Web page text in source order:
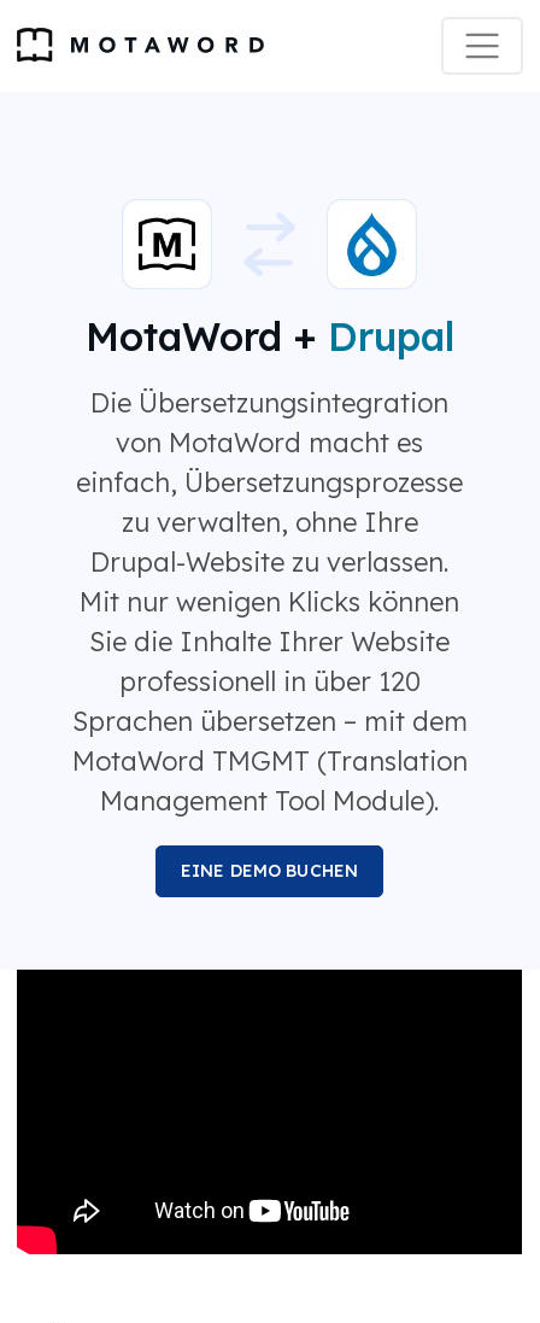
MotaWord + Drupal
Die Übersetzungsintegration
von MotaWord macht es
einfach, Übersetzungsprozesse
zu verwalten, ohne Ihre
Drupal-Website zu verlassen.
Mit nur wenigen Klicks können
Sie die Inhalte Ihrer Website
professionell in über 120
Sprachen übersetzen – mit dem
MotaWord TMGMT (Translation
Management Tool Module).
EINE DEMO BUCHEN